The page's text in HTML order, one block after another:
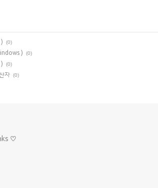
(0)
) (0)
(0)
자 (0)
♡